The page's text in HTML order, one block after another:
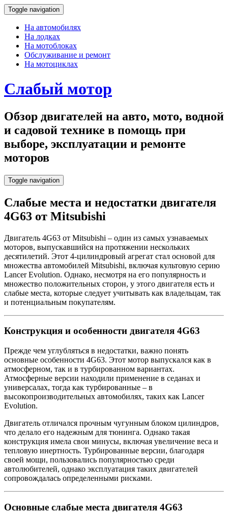
Toggle navigation
На автомобилях
На лодках
На мотоблоках
Обслуживание и ремонт
На мотоциклах
Слабый мотор
Обзор двигателей на авто, мото, водной
и садовой технике в помощь при
выборе, эксплуатации и ремонте
моторов
Toggle navigation
Слабые места и недостатки двигателя
4G63 от Mitsubishi
Двигатель 4G63 от Mitsubishi – один из самых узнаваемых
моторов, выпускавшийся на протяжении нескольких
десятилетий. Этот 4-цилиндровый агрегат стал основой для
множества автомобилей Mitsubishi, включая культовую серию
Lancer Evolution. Однако, несмотря на его популярность и
множество положительных сторон, у этого двигателя есть и
слабые места, которые следует учитывать как владельцам, так
и потенциальным покупателям.
Конструкция и особенности двигателя 4G63
Прежде чем углубляться в недостатки, важно понять
основные особенности 4G63. Этот мотор выпускался как в
атмосферном, так и в турбированном вариантах.
Атмосферные версии находили применение в седанах и
универсалах, тогда как турбированные – в
высокопроизводительных автомобилях, таких как Lancer
Evolution.
Двигатель отличался прочным чугунным блоком цилиндров,
что делало его надежным для тюнинга. Однако такая
конструкция имела свои минусы, включая увеличение веса и
тепловую инертность. Турбированные версии, благодаря
своей мощи, пользовались популярностью среди
автолюбителей, однако эксплуатация таких двигателей
сопровождалась определенными рисками.
Основные слабые места двигателя 4G63